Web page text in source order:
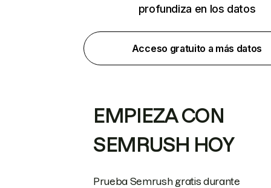
profundiza en los datos
Acceso gratuito a más datos
EMPIEZA CON
SEMRUSH HOY
Prueba Semrush gratis durante